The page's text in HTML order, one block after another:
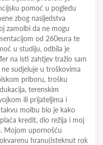
pomoć u pogledu
zbog nasljedstva
zamolbi da ne mogu
od 260eura te
u studiju, odbila je
na isti zahtjev tražio sam
sudjeluje u troškovima
priboru, trošku
terenskim
ili prijateljima i
molbu bio je kako
kredit, dio režija i moj
Mojom upornošću
hranu(isteknut rok